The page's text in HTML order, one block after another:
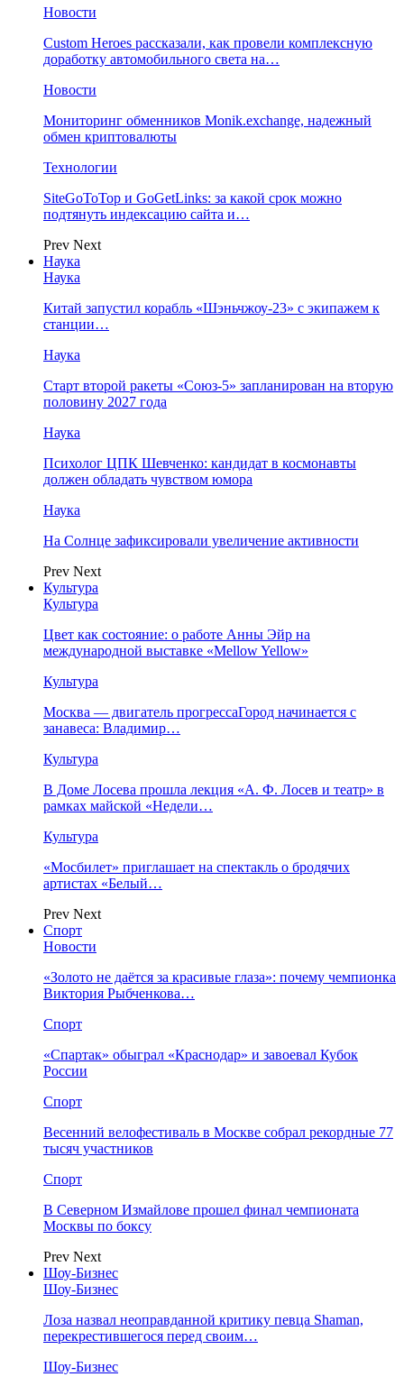
Новости
Custom Heroes рассказали, как провели комплексную
доработку автомобильного света на…
Новости
Мониторинг обменников Monik.exchange, надежный
обмен криптовалюты
Технологии
SiteGoToTop и GoGetLinks: за какой срок можно
подтянуть индексацию сайта и…
Prev Next
Наука
Наука
Китай запустил корабль «Шэньчжоу-23» с экипажем к
станции…
Наука
Старт второй ракеты «Союз-5» запланирован на вторую
половину 2027 года
Наука
Психолог ЦПК Шевченко: кандидат в космонавты
должен обладать чувством юмора
Наука
На Солнце зафиксировали увеличение активности
Prev Next
Культура
Культура
Цвет как состояние: о работе Анны Эйр на
международной выставке «Mellow Yellow»
Культура
Москва — двигатель прогрессаГород начинается с
занавеса: Владимир…
Культура
В Доме Лосева прошла лекция «А. Ф. Лосев и театр» в
рамках майской «Недели…
Культура
«Мосбилет» приглашает на спектакль о бродячих
артистах «Белый…
Prev Next
Спорт
Новости
«Золото не даётся за красивые глаза»: почему чемпионка
Виктория Рыбченкова…
Спорт
«Спартак» обыграл «Краснодар» и завоевал Кубок
России
Спорт
Весенний велофестиваль в Москве собрал рекордные 77
тысяч участников
Спорт
В Северном Измайлове прошел финал чемпионата
Москвы по боксу
Prev Next
Шоу-Бизнес
Шоу-Бизнес
Лоза назвал неоправданной критику певца Shaman,
перекрестившегося перед своим…
Шоу-Бизнес